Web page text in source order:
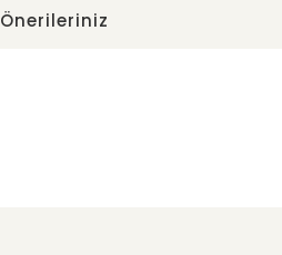
Önerileriniz